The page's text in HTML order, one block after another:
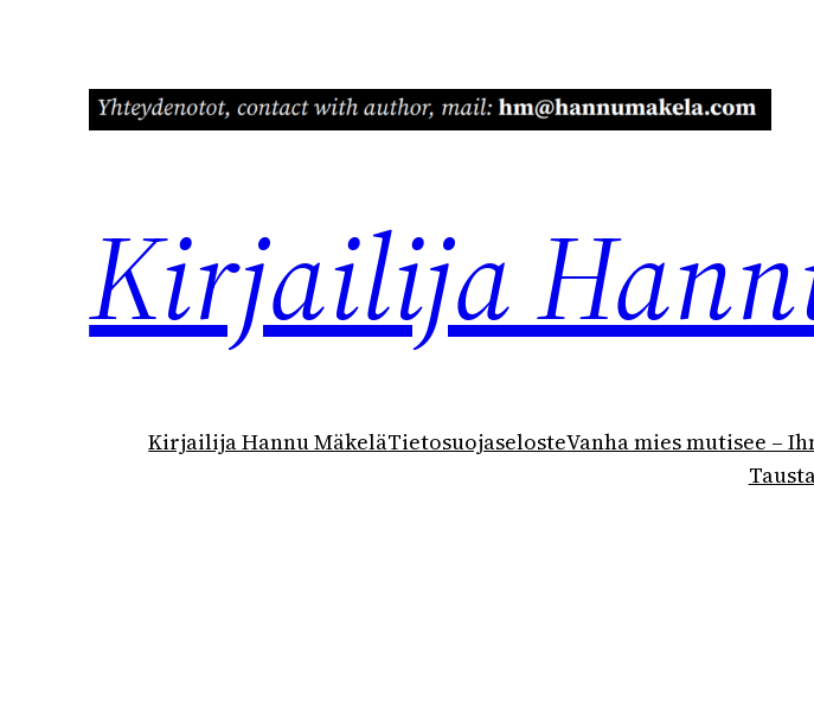
Kirjailija
Kirjailija Hannu MäkeläTietosuojaselosteVanha mies mutisee –